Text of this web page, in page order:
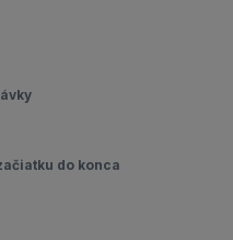
do konca